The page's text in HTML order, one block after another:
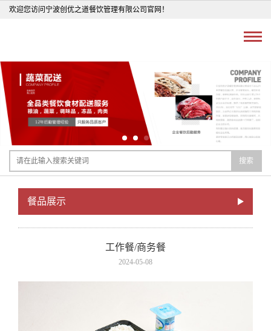
欢迎您访问宁波创优之道餐饮管理有限公司官网！
搜索
餐品展示
工作餐/商务餐
2024-05-08